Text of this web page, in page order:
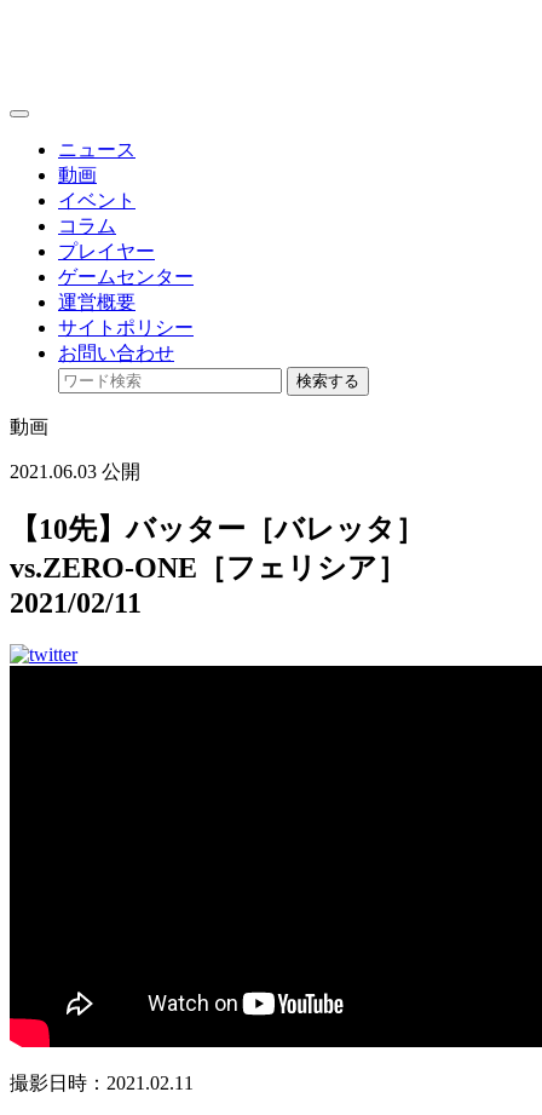
toggle
ニュース
動画
イベント
コラム
プレイヤー
ゲームセンター
運営概要
サイトポリシー
お問い合わせ
検索する
動画
2021.06.03 公開
【10先】バッター［バレッタ］
vs.ZERO-ONE［フェリシア］
2021/02/11
撮影日時：2021.02.11